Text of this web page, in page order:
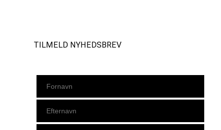
TILMELD NYHEDSBREV